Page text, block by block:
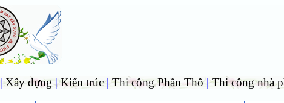
|Xây dựng|Kiến trúc|Thi công Phần Thô|Thi công nhà